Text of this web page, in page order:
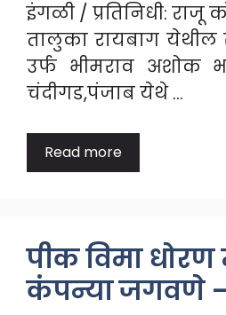
इंगळी / प्रतिनिधी: राजू
तालुका रायबाग येथील
उर्फ भीमराव अशोक
चंदीगड,पंजाब येथे …
Read more
पीक विमा
कंपन्या जगवणे –